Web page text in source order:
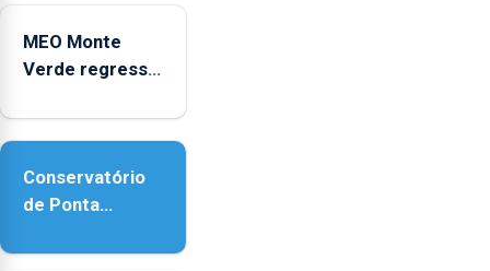
MEO Monte
Verde regressa
acessibilidade
Conservatório
de Ponta
contar com